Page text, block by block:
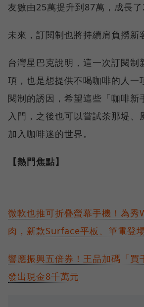
友數由25萬提升到87萬，成長了
未來，訂閱制也將持續肩負撈新
台灣星巴克說明，這一次訂閱制
項，也是想提供不喝咖啡的人一
閱制的誘因，希望這些「咖啡新
入門，之後也可以嘗試茶那堤、
加入咖啡迷的世界。
【熱門焦點】
微軟也推可折疊螢幕手機！為
肉，新款Surface平板、筆電登
響應振興五倍券！王品加碼「買
發出現金8千萬元